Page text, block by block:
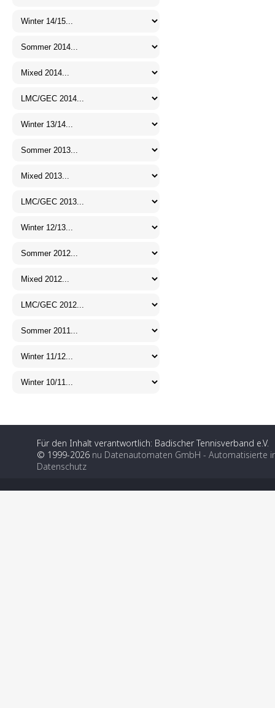
Für den Inhalt verantwortlich: Badischer Tennisverband e.V.
© 1999-2026 nu Datenautomaten GmbH - Automatisierte
Datenschutz